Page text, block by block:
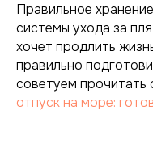
Правильное
системы ухода за
хочет продлить
правильно
советуем прочитать
отпуск на море: